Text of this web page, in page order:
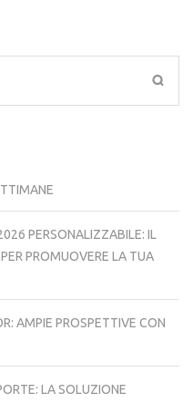
PERSONALIZZABILE: IL
PROMUOVERE LA TUA
AMPIE PROSPETTIVE CON
LA SOLUZIONE